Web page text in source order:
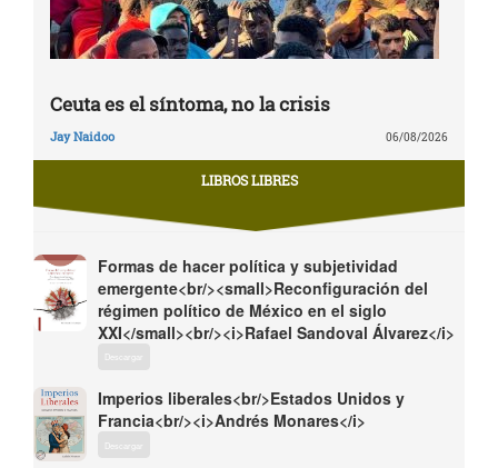
Ceuta es el síntoma, no la crisis
Jay Naidoo 06/08/2026
LIBROS LIBRES
Formas de hacer política y subjetividad
emergente<br/><small>Reconfiguración del
régimen político de México en el siglo
XXI</small><br/><i>Rafael Sandoval Álvarez</i>
Descargar
Imperios liberales<br/>Estados Unidos y
Francia<br/><i>Andrés Monares</i>
Descargar